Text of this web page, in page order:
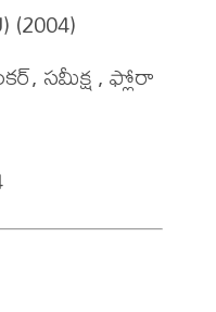
(2004)
సమీక్ష , ఫ్లోరా